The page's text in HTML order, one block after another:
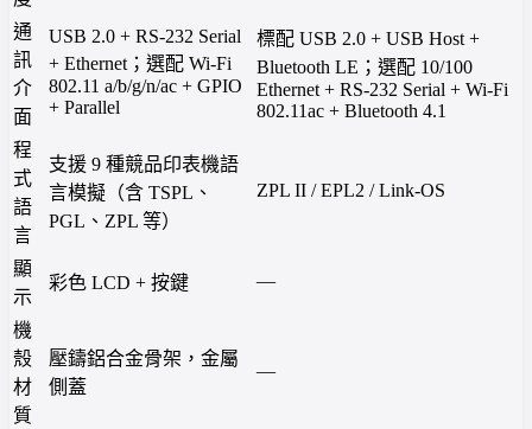
通
訊
介
面
USB 2.0 + RS-232 Serial
+ Ethernet；選配 Wi-Fi
802.11 a/b/g/n/ac + GPIO
+ Parallel
標配 USB 2.0 + USB Host +
Bluetooth LE；選配 10/100
Ethernet + RS-232 Serial + Wi-Fi
802.11ac + Bluetooth 4.1
程
式
語
言
支援 9 種競品印表機語
言模擬（含 TSPL、
PGL、ZPL 等）
ZPL II / EPL2 / Link-OS
顯
示
彩色 LCD + 按鍵 —
機
殼
材
質
壓鑄鋁合金骨架，金屬
側蓋
—